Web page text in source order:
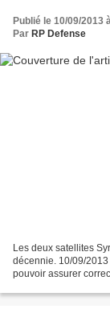
Publié le 10/09/2013
Par RP Defense
Les deux satellites
décennie. 10/09/
pouvoir assurer